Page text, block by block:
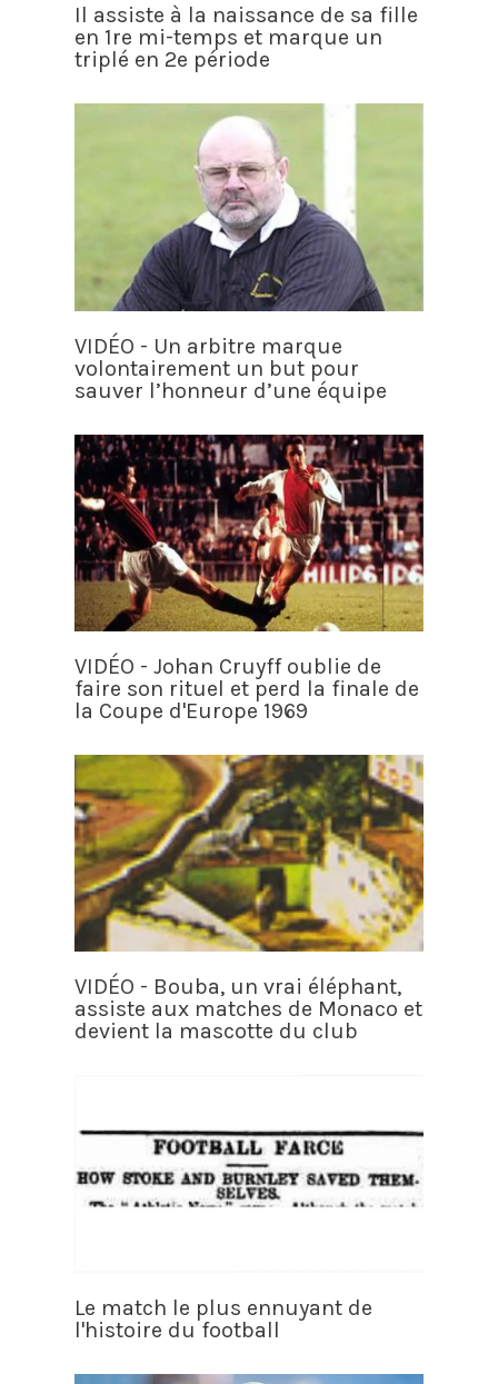
Il assiste à la naissance de sa fille
en 1re mi-temps et marque un
triplé en 2e période
VIDÉO - Un arbitre marque
volontairement un but pour
sauver l’honneur d’une équipe
VIDÉO - Johan Cruyff oublie de
faire son rituel et perd la finale de
la Coupe d'Europe 1969
VIDÉO - Bouba, un vrai éléphant,
assiste aux matches de Monaco et
devient la mascotte du club
Le match le plus ennuyant de
l'histoire du football